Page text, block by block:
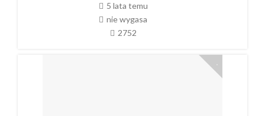
5 lata temu
nie wygasa
2752